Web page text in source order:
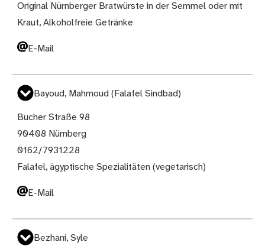
Original Nürnberger Bratwürste in der Semmel oder mit
Kraut, Alkoholfreie Getränke
E-Mail
Bayoud, Mahmoud (Falafel Sindbad)
Bucher Straße 98
90408 Nürnberg
0162/7931228
Falafel, ägyptische Spezialitäten (vegetarisch)
E-Mail
Bezhani, Syle